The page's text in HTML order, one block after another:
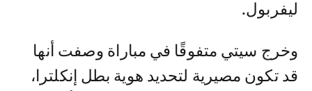
ليفربول.
وخرج سيتي متفوقًا في مباراة وصفت أنها
قد تكون مصيرية لتحديد هوية بطل إنكلترا،